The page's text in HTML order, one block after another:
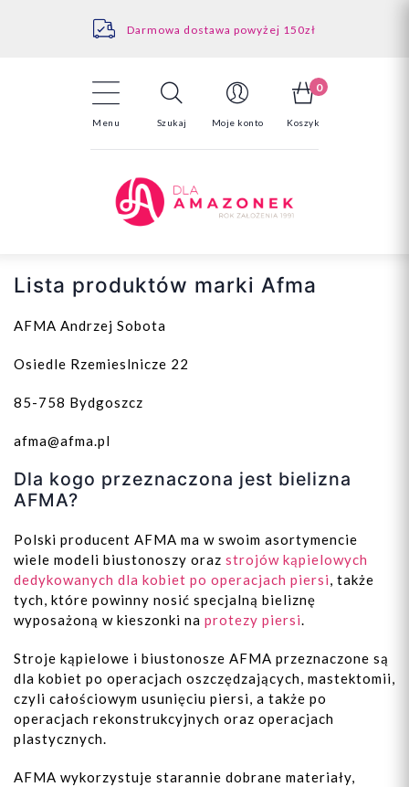
Darmowa dostawa powyżej 150zł
Odstąpienie od umowy - tutaj
Menu Szukaj Moje konto
0
Koszyk
Lista produktów marki Afma
AFMA Andrzej Sobota
Osiedle Rzemieslnicze 22
85-758 Bydgoszcz
afma@afma.pl
Dla kogo przeznaczona jest bielizna
AFMA?
Polski producent AFMA ma w swoim asortymencie
wiele modeli biustonoszy oraz strojów kąpielowych
dedykowanych dla kobiet po operacjach piersi, także
tych, które powinny nosić specjalną bieliznę
wyposażoną w kieszonki na protezy piersi.
Stroje kąpielowe i biustonosze AFMA przeznaczone są
dla kobiet po operacjach oszczędzających, mastektomii,
czyli całościowym usunięciu piersi, a także po
operacjach rekonstrukcyjnych oraz operacjach
plastycznych.
AFMA wykorzystuje starannie dobrane materiały,